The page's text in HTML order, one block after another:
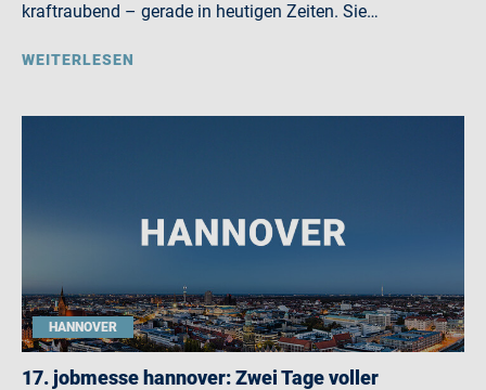
kraftraubend – gerade in heutigen Zeiten. Sie…
WEITERLESEN
HANNOVER
17. jobmesse hannover: Zwei Tage voller